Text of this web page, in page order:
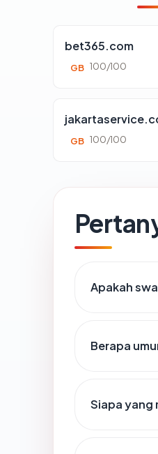
bet365.com
GB 100/100
GB 100/100
Apakah
Berapa
Siapa